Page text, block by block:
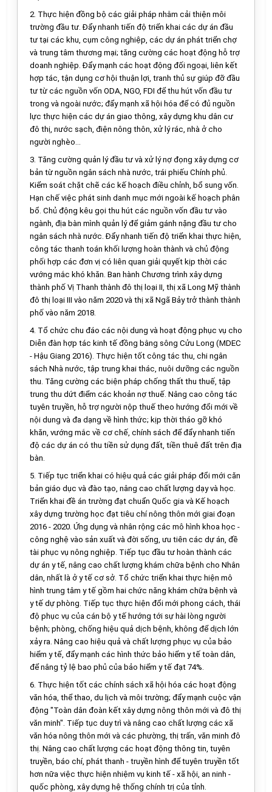
2. Thực hiện đồng bộ các giải pháp nhằm cải thiện môi
trường đầu tư. Đẩy nhanh tiến độ triển khai các dự án đầu
tư tại các khu, cụm công nghiệp, các dự án phát triển chợ
và trung tâm thương mại; tăng cường các hoạt động hỗ trợ
doanh nghiệp. Đẩy mạnh các hoạt động đối ngoại, liên kết
hợp tác, tận dụng cơ hội thuận lợi, tranh thủ sự giúp đỡ đầu
tư từ các nguồn vốn ODA, NGO, FDI để thu hút vốn đầu tư
trong và ngoài nước; đẩy mạnh xã hội hóa để có đủ nguồn
lực thực hiện các dự án giao thông, xây dựng khu dân cư
đô thị, nước sạch, điện nông thôn, xử lý rác, nhà ở cho
người nghèo...
3. Tăng cường quản lý đầu tư và xử lý nợ đọng xây dựng cơ
bản từ nguồn ngân sách nhà nước, trái phiếu Chính phủ.
Kiểm soát chặt chẽ các kế hoạch điều chỉnh, bổ sung vốn.
Hạn chế việc phát sinh danh mục mới ngoài kế hoạch phân
bổ. Chủ động kêu gọi thu hút các nguồn vốn đầu tư vào
ngành, địa bàn mình quản lý để giảm gánh nặng đầu tư cho
ngân sách nhà nước. Đẩy nhanh tiến độ triển khai thực hiện,
công tác thanh toán khối lượng hoàn thành và chủ động
phối hợp các đơn vị có liên quan giải quyết kịp thời các
vướng mắc khó khăn. Ban hành Chương trình xây dựng
thành phố Vị Thanh thành đô thị loại II, thị xã Long Mỹ thành
đô thị loại III vào năm 2020 và thị xã Ngã Bảy trở thành thành
phố vào năm 2018.
4. Tổ chức chu đáo các nội dung và hoạt động phục vụ cho
Diễn đàn hợp tác kinh tế đồng bằng sông Cửu Long (MDEC
- Hậu Giang 2016). Thực hiện tốt công tác thu, chi ngân
sách Nhà nước, tập trung khai thác, nuôi dưỡng các nguồn
thu. Tăng cường các biện pháp chống thất thu thuế, tập
trung thu dứt điểm các khoản nợ thuế. Nâng cao công tác
tuyên truyền, hỗ trợ người nộp thuế theo hướng đổi mới về
nội dung và đa dạng về hình thức; kịp thời tháo gỡ khó
khăn, vướng mắc về cơ chế, chính sách để đẩy nhanh tiến
độ các dự án có thu tiền sử dụng đất, tiền thuê đất trên địa
bàn.
5. Tiếp tục triển khai có hiệu quả các giải pháp đổi mới căn
bản giáo dục và đào tạo, nâng cao chất lượng dạy và học.
Triển khai đề án trường đạt chuẩn Quốc gia và Kế hoạch
xây dựng trường học đạt tiêu chí nông thôn mới giai đoạn
2016 - 2020. Ứng dụng và nhân rộng các mô hình khoa học -
công nghệ vào sản xuất và đời sống, ưu tiên các dự án, đề
tài phục vụ nông nghiệp. Tiếp tục đầu tư hoàn thành các
dự án y tế, nâng cao chất lượng khám chữa bệnh cho Nhân
dân, nhất là ở y tế cơ sở. Tổ chức triển khai thực hiện mô
hình trung tâm y tế gồm hai chức năng khám chữa bệnh và
y tế dự phòng. Tiếp tục thực hiện đổi mới phong cách, thái
độ phục vụ của cán bộ y tế hướng tới sự hài lòng người
bệnh; phòng, chống hiệu quả dịch bệnh, không để dịch lớn
xảy ra. Nâng cao hiệu quả và chất lượng phục vụ của bảo
hiểm ytế, đẩy mạnh các hình thức bảo hiểm y tế toàn dân,
để nâng tỷ lệ bao phủ của bảo hiểm y tế đạt 74%.
6. Thực hiện tốt các chính sách xã hội hóa các hoạt động
văn hóa, thể thao, du lịch và môi trường; đẩy mạnh cuộc vận
động "Toàn dân đoàn kết xây dựng nông thôn mới và đô thị
văn minh". Tiếp tục duy trì và nâng cao chất lượng các xã
văn hóa nông thôn mới và các phường, thị trấn, văn minh đô
thị. Nâng cao chất lượng các hoạt động thông tin, tuyên
truyền, báo chí, phát thanh - truyền hình để tuyên truyền tốt
hơn nữa việc thực hiện nhiệm vụ kinh tế - xã hội, an ninh -
quốc phòng, xây dựng hệ thống chính trị của tỉnh.